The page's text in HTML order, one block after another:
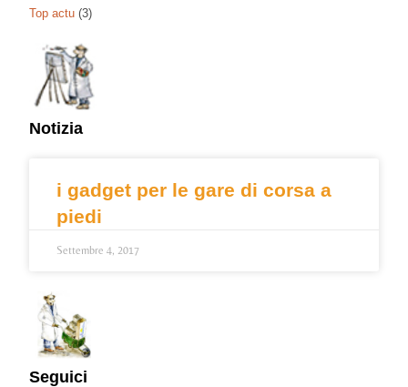
Top actu (3)
Notizia
i gadget per le gare di corsa a
piedi
Settembre 4, 2017
Seguici